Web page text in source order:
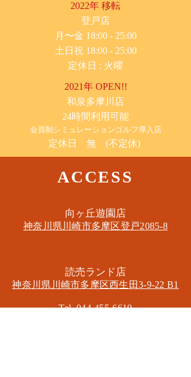
2022年 移転
​登戸店
月〜金 18:00 - 25:00
土日祝 18:00 - 25:00
​定休日 : 火曜
2021年 OPEN!!
​和泉多摩川店
24時間利用可能
​会員制シミュレーションゴルフ導入店
定休日 無 (不定休)
ACCESS
​向ヶ丘遊園店
神奈川県川崎市多摩区​登戸2085-8
​読売ランド店
神奈川県川崎市多摩区​西生田3-9-22 B1
Tel. 044-455-6610